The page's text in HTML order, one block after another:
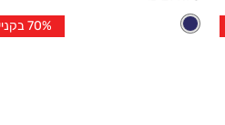
40
אחרי
הנחה
70% בקניית 2 פריטים